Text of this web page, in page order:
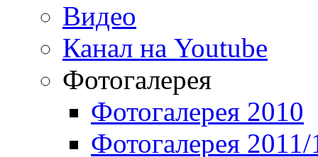
Видео
Канал на Youtube
Фотогалерея
Фотогалерея 2010
Фотогалерея 2011/